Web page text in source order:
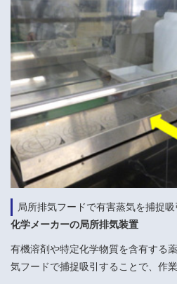
局所排気フードで有害蒸気を捕捉吸
化学メーカーの局所排気装置
有機溶剤や特定化学物質を含有する
気フードで捕捉吸引することで、作